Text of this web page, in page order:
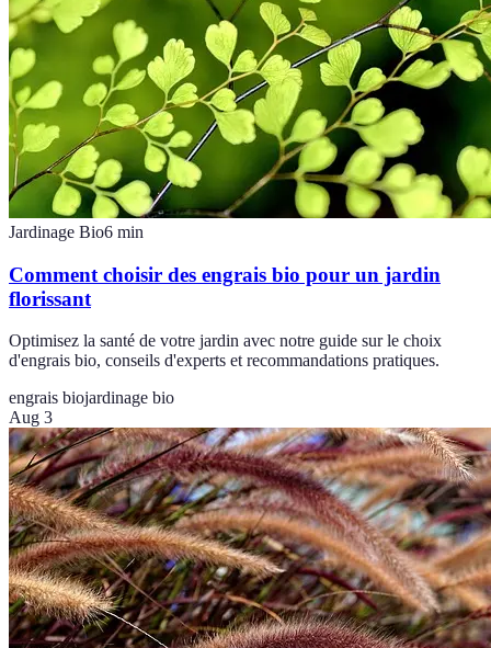
Jardinage Bio6 min
Comment choisir des engrais bio pour un jardin
florissant
Optimisez la santé de votre jardin avec notre guide sur le choix
d'engrais bio, conseils d'experts et recommandations pratiques.
engrais biojardinage bio
Aug 3